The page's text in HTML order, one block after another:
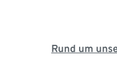
Rund um